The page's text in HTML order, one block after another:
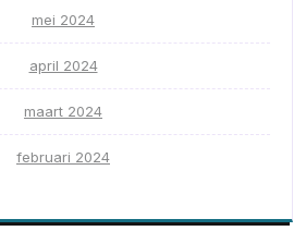
mei 2024
april 2024
maart 2024
februari 2024